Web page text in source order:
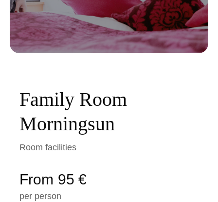
Family Room
Morningsun
From 95 €
per person
Room facilities